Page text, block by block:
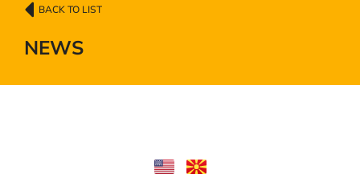
BACK TO LIST
NEWS